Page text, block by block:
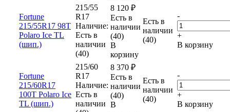
Fortune
215/55R17 98T
Polaro Ice TL
(шип.)
215/55
R17
Наличие:
Есть в
наличии
(40)
8 120 ₽
Есть в
наличии
(40)
В
корзину
Есть в
наличии
(40)
-
+
В корзину
Fortune
215/60R17
100T Polaro Ice
TL (шип.)
215/60
R17
Наличие:
Есть в
наличии
8 370 ₽
Есть в
наличии
(40)
В
Есть в
наличии
(40)
-
+
В корзину